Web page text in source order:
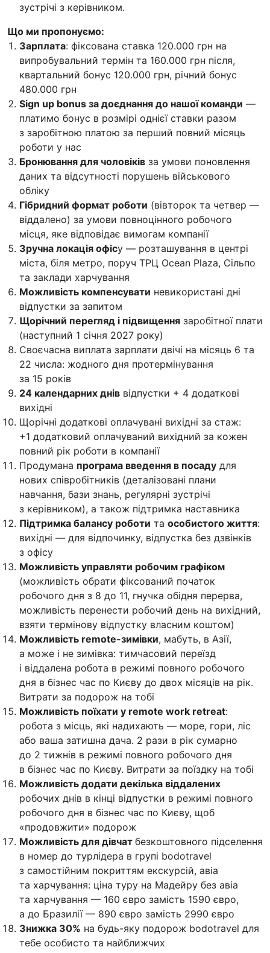
зустрічі з керівником.
Що ми пропонуємо:
Зарплата: фіксована ставка 120.000 грн на
випробувальний термін та 160.000 грн після,
квартальний бонус 120.000 грн, річний бонус
480.000 грн
Sign up bonus за доєднання до нашої команди —
платимо бонус в розмірі однієї ставки разом
з заробітною платою за перший повний місяць
роботи у нас
Бронювання для чоловіків за умови поновлення
даних та відсутності порушень військового
обліку
Гібридний формат роботи (вівторок та четвер —
віддалено) за умови повноцінного робочого
місця, яке відповідає вимогам компанії
Зручна локація офісу — розташування в центрі
міста, біля метро, поруч ТРЦ Ocean Plaza, Сільпо
та заклади харчування
Можливість компенсувати невикористані дні
відпустки за запитом
Щорічний перегляд і підвищення заробітної плати
(наступний 1 січня 2027 року)
Своєчасна виплата зарплати двічі на місяць 6 та
22 числа: жодного дня протермінування
за 15 років
24 календарних днів відпустки + 4 додаткові
вихідні
Щорічні додаткові оплачувані вихідні за стаж:
+1 додатковий оплачуваний вихідний за кожен
повний рік роботи в компанії
Продумана програма введення в посаду для
нових співробітників (деталізовані плани
навчання, бази знань, регулярні зустрічі
з керівником), а також підтримка наставника
Підтримка балансу роботи та особистого життя:
вихідні — для відпочинку, відпустка без дзвінків
з офісу
Можливість управляти робочим графіком
(можливість обрати фіксований початок
робочого дня з 8 до 11, гнучка обідня перерва,
можливість перенести робочий день на вихідний,
взяти термінову відпустку власним коштом)
Можливість remote-зимівки, мабуть, в Азії,
а може і не зимівка: тимчасовий переїзд
і віддалена робота в режимі повного робочого
дня в бізнес час по Києву до двох місяців на рік.
Витрати за подорож на тобі
Можливість поїхати у remote work retreat:
робота з місць, які надихають — море, гори, ліс
або ваша затишна дача. 2 рази в рік сумарно
до 2 тижнів в режимі повного робочого дня
в бізнес час по Києву. Витрати за поїздку на тобі
Можливість додати декілька віддалених
робочих днів в кінці відпустки в режимі повного
робочого дня в бізнес час по Києву, щоб
«продовжити» подорож
Можливість для дівчат безкоштовного підселення
в номер до турлідера в групі bodotravel
з самостійним покриттям екскурсій, авіа
та харчування: ціна туру на Мадейру без авіа
та харчування — 160 євро замість 1590 євро,
а до Бразилії — 890 євро замість 2990 євро
Знижка 30% на будь-яку подорож bodotravel для
тебе особисто та найближчих